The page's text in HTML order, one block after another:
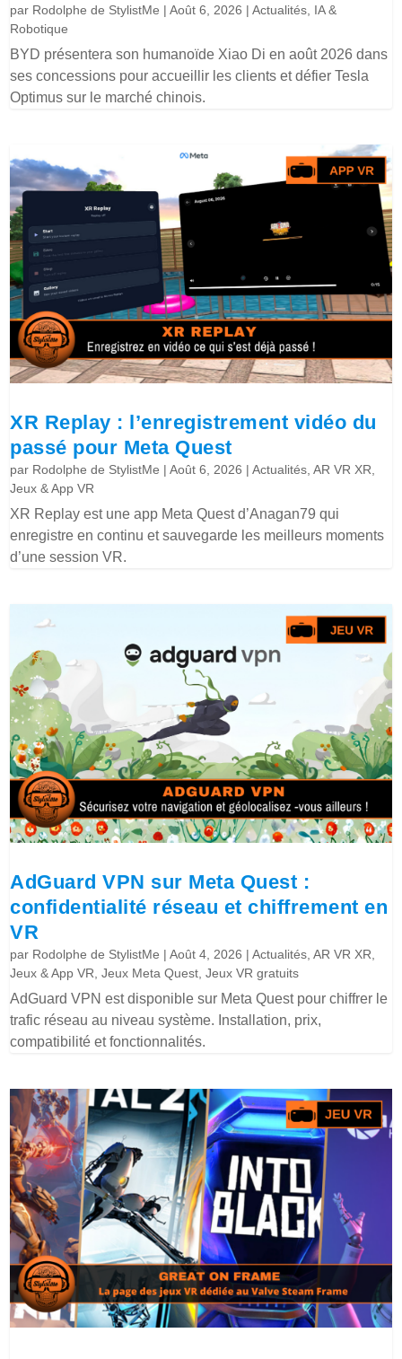
par Rodolphe de StylistMe |Août 6, 2026 |Actualités IA &
Robotique
BYD présentera son humanoïde Xiao Di en août 2026 dans
ses concessions pour accueillir les clients et défier Tesla
Optimus sur le marché chinois.
XR Replay : l’enregistrement vidéo du
passé pour Meta Quest
par Rodolphe de StylistMe |Août 6, 2026 |Actualités ,AR VR XR
Jeux & App VR
XR Replay est une app Meta Quest d’Anagan79 qui
enregistre en continu et sauvegarde les meilleurs moments
d’une session VR.
AdGuard VPN sur Meta Quest :
confidentialité réseau et chiffrement en
VR
par Rodolphe de StylistMe |Août 4, 2026 |Actualités ,AR VR XR
Jeux & App VR ,Jeux Meta Quest ,Jeux VR gratuits
AdGuard VPN est disponible sur Meta Quest pour chiffrer le
trafic réseau au niveau système. Installation, prix,
compatibilité et fonctionnalités.